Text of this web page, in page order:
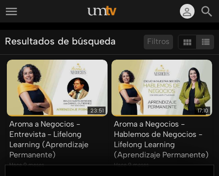
Filtros
Resultados de búsqueda
Ordenar por:
Mostrar:
Resultados/Pág.:
23:51
Aroma a Negocios -
Entrevista - Lifelong
Learning (Aprendizaje
Permanente)
Hace 9 meses
17:10
Aroma a Negocios -
Hablemos de Negocios -
Lifelong Learning
(Aprendizaje Permanente)
Hace 9 meses